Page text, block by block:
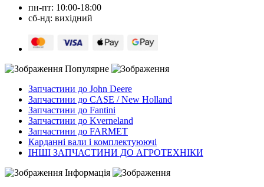
пн-пт: 10:00-18:00
сб-нд: вихідний
Популярне
Запчастини до John Deere
Запчастини до CASE / New Holland
Запчастини до Fantini
Запчастини до Kverneland
Запчастини до FARMET
Карданні вали і комплектуюючі
ІНШІ ЗАПЧАСТИНИ ДО АГРОТЕХНІКИ
Інформація